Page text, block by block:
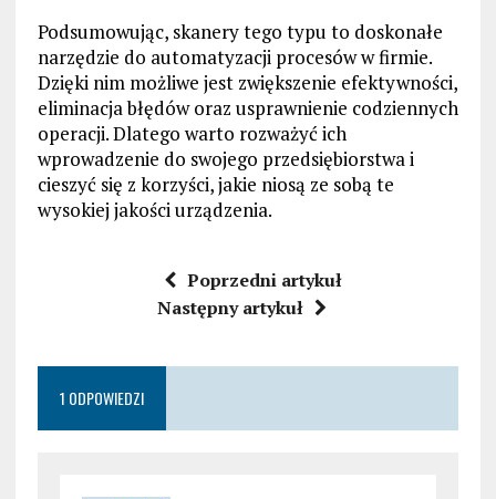
Podsumowując, skanery tego typu to doskonałe
narzędzie do automatyzacji procesów w firmie.
Dzięki nim możliwe jest zwiększenie efektywności,
eliminacja błędów oraz usprawnienie codziennych
operacji. Dlatego warto rozważyć ich
wprowadzenie do swojego przedsiębiorstwa i
cieszyć się z korzyści, jakie niosą ze sobą te
wysokiej jakości urządzenia.
Poprzedni artykuł
Następny artykuł
1 ODPOWIEDZI